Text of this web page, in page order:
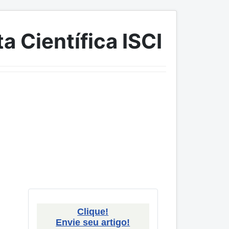
Científica ISCI
Clique!
Envie seu artigo!